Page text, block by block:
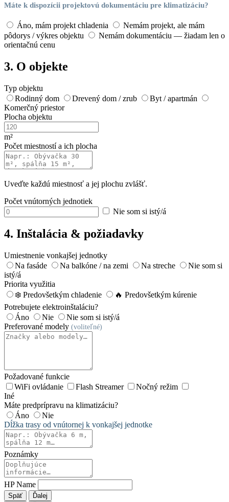
Máte k dispozícii projektovú dokumentáciu pre klimatizáciu?
Áno, mám projekt chladenia
Nemám projekt, ale mám
pôdorys / výkres objektu
Nemám dokumentáciu — žiadam len o
orientačnú cenu
3. O objekte
Typ objektu
Rodinný dom
Drevený dom / zrub
Byt / apartmán
Komerčný priestor
Plocha objektu
m²
Počet miestností a ich plocha
Uveďte každú miestnosť a jej plochu zvlášť.
Počet vnútorných jednotiek
Nie som si istý/á
4. Inštalácia & požiadavky
Umiestnenie vonkajšej jednotky
Na fasáde
Na balkóne / na zemi Na streche
Nie som si
istý/á
Priorita využitia
❄️ Predovšetkým chladenie
🔥 Predovšetkým kúrenie
Potrebujete elektroinštaláciu?
Áno
Nie
Nie som si istý/á
Preferované modely (voliteľné)
Požadované funkcie
WiFi ovládanie
Flash Streamer
Nočný režim
Iné
Máte predprípravu na klimatizáciu?
Áno
Nie
Dĺžka trasy od vnútornej k vonkajšej jednotke
Poznámky
HP Name
Späť
Ďalej